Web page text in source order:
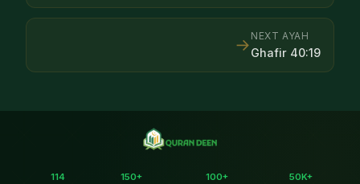
NEXT AYAH
Ghafir 40:19
→
114
150+
100+
50K+